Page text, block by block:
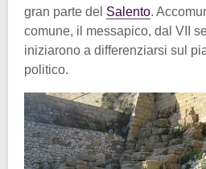
gran parte del Salento.
comune, il messapico, dal VII
iniziarono a differenziarsi sul
politico.